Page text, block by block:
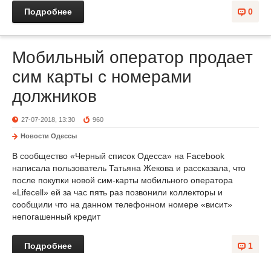
0
Подробнее
Мобильный оператор продает
сим карты с номерами
должников
27-07-2018, 13:30 960
Новости Одессы
В сообщество «Черный список Одесса» на Facebook
написала пользователь Татьяна Жекова и рассказала, что
после покупки новой сим-карты мобильного оператора
«Lifecell» ей за час пять раз позвонили коллекторы и
сообщили что на данном телефонном номере «висит»
непогашенный кредит
1
Подробнее